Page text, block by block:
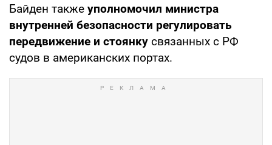
Байден также уполномочил министра
внутренней безопасности регулировать
передвижение и стоянку связанных с РФ
судов в американских портах.